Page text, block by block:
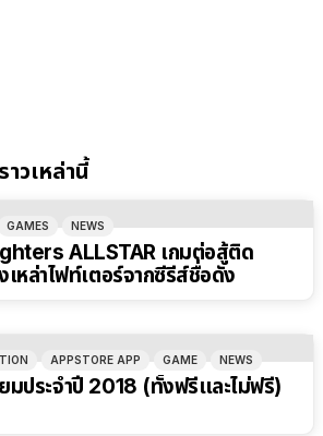
วเหล่านี้
GAMES NEWS
ALLSTAR เกมต่อสู้ติด
หล่าไฟท์เตอร์จากซีรีส์ชื่อดัง
APPSTORE APP GAME NEWS
มประจำปี 2018 (ทั้งฟรีและไม่ฟรี)